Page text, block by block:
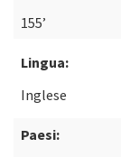
155’
Lingua:
Inglese
Paesi: